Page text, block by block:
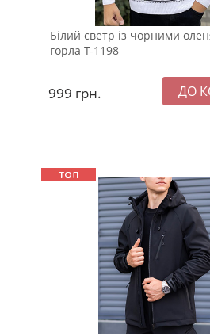
Білий светр із чорними
горла Т-1198
999 грн.